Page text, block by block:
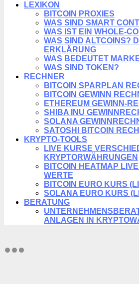
LEXIKON
BITCOIN PROXIES
WAS SIND SMART
WAS IST EIN WHOLE-
WAS SIND ALTCOINS?
ERKLÄRUNG
WAS BEDEUTET
WAS SIND TOKEN?
RECHNER
BITCOIN SPARPLAN
BITCOIN GEWINN
ETHEREUM GEWINN-
SHIBA INU
SOLANA
SATOSHI BITCOIN
KRYPTO-TOOLS
LIVE KURSE
KRYPTORWÄHRUNGEN
BITCOIN HEATMAP
WERTE
BITCOIN EURO KURS
SOLANA EURO KURS
BERATUNG
ANLAGEN IN